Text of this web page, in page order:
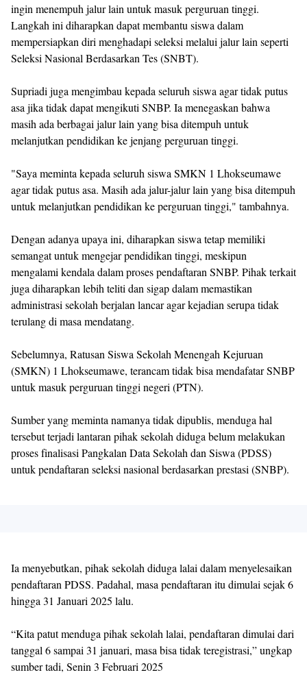
ingin menempuh jalur lain untuk masuk perguruan tinggi.
Langkah ini diharapkan dapat membantu siswa dalam
mempersiapkan diri menghadapi seleksi melalui jalur lain seperti
Seleksi Nasional Berdasarkan Tes (SNBT).
Supriadi juga mengimbau kepada seluruh siswa agar tidak putus
asa jika tidak dapat mengikuti SNBP. Ia menegaskan bahwa
masih ada berbagai jalur lain yang bisa ditempuh untuk
melanjutkan pendidikan ke jenjang perguruan tinggi.
"Saya meminta kepada seluruh siswa SMKN 1 Lhokseumawe
agar tidak putus asa. Masih ada jalur-jalur lain yang bisa ditempuh
untuk melanjutkan pendidikan ke perguruan tinggi," tambahnya.
Dengan adanya upaya ini, diharapkan siswa tetap memiliki
semangat untuk mengejar pendidikan tinggi, meskipun
mengalami kendala dalam proses pendaftaran SNBP. Pihak terkait
juga diharapkan lebih teliti dan sigap dalam memastikan
administrasi sekolah berjalan lancar agar kejadian serupa tidak
terulang di masa mendatang.
Sebelumnya, Ratusan Siswa Sekolah Menengah Kejuruan
(SMKN) 1 Lhokseumawe, terancam tidak bisa mendafatar SNBP
untuk masuk perguruan tinggi negeri (PTN).
Sumber yang meminta namanya tidak dipublis, menduga hal
tersebut terjadi lantaran pihak sekolah diduga belum melakukan
proses finalisasi Pangkalan Data Sekolah dan Siswa (PDSS)
untuk pendaftaran seleksi nasional berdasarkan prestasi (SNBP).
Ia menyebutkan, pihak sekolah diduga lalai dalam menyelesaikan
pendaftaran PDSS. Padahal, masa pendaftaran itu dimulai sejak 6
hingga 31 Januari 2025 lalu.
“Kita patut menduga pihak sekolah lalai, pendaftaran dimulai dari
tanggal 6 sampai 31 januari, masa bisa tidak teregistrasi,” ungkap
sumber tadi, Senin 3 Februari 2025